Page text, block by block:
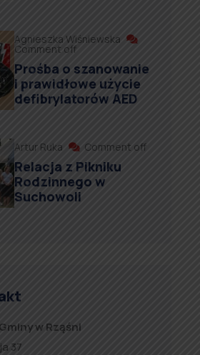
Agnieszka Wiśniewska
Comment off
Prośba o szanowanie
i prawidłowe użycie
defibrylatorów AED
Artur Ruka Comment off
Relacja z Pikniku
Rodzinnego w
Suchowoli
w Rząśni
37